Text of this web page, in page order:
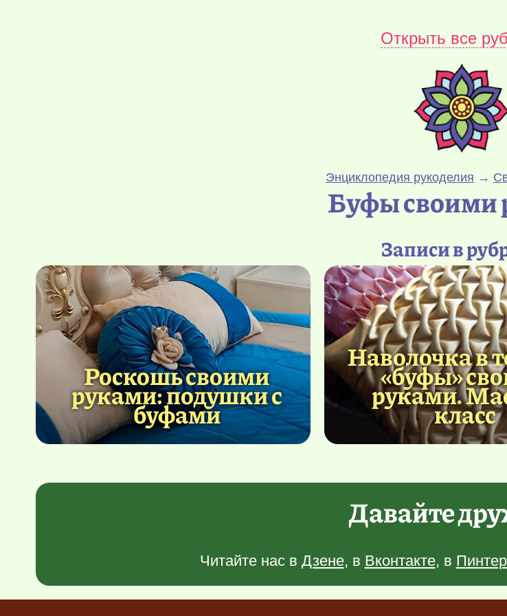
Открыть все
Энциклопедия рукоделия →
Буфы своими
Записи в
Роскошь своими
руками: подушки с
буфами
Наволочка в
«буфы»
руками.
класс
Давайте
Читайте нас в Дзене, в Вконтакте, в